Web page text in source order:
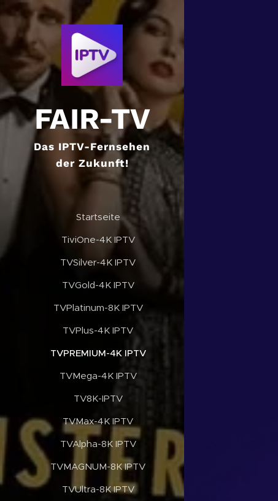
FAIR-TV
Das IPTV-Fernsehen
der Zukunft!
✔️Startseite
✔️TiviOne-4K IPTV
✔️TVSilver-4K IPTV
✔️TVGold-4K IPTV
✔️TVPlatinum-8K IPTV
✔️TVPlus-4K IPTV
✔️TVPREMIUM-4K IPTV
✔️TVMega-4K IPTV
✔️TV8K-IPTV
✔️TVMax-4K IPTV
✔️TVAlpha-8K IPTV
✔️TVMAGNUM-8K IPTV
✔️TVUltra-8K IPTV